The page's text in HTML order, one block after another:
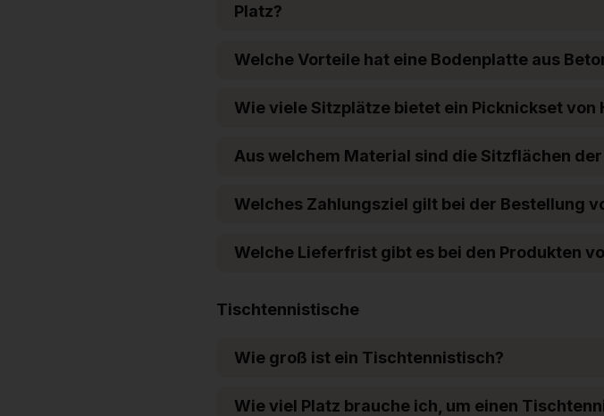
Platz?
Welche Vorteile hat eine Bodenplatte aus
Wie viele Sitzplätze bietet ein Picknickset von
Aus welchem Material sind die Sitzflächen
Welches Zahlungsziel gilt bei der Bestellung
Welche Lieferfrist gibt es bei den Produkten
Tischtennistische
Wie groß ist ein Tischtennistisch?
Wie viel Platz brauche ich, um einen